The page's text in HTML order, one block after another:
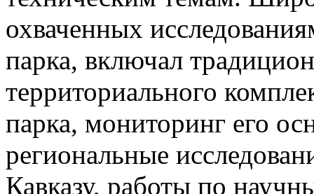
охваченных
парка, включал
территориального
парка, мониторинг его
региональные
Кавказу, работы по